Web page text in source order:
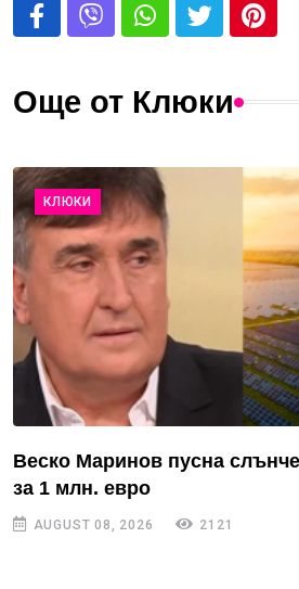
Още от Клюки
КЛЮКИ
Веско Маринов пусна
за 1 млн. евро
AUGUST 08, 2026 2121